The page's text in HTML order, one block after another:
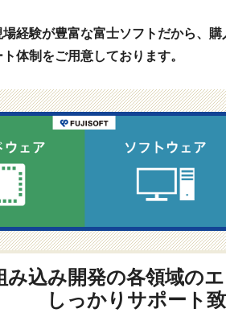
経験が豊富な富士ソフトだから、
体制をご用意しております。
み込み開発の各領域のエ
しっかりサポート致